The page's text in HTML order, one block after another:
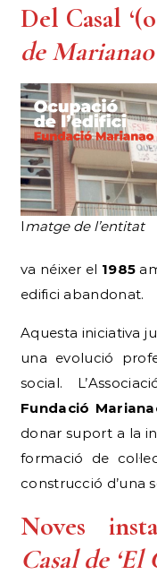
Del Casal
de Marianao
Imatge de l’entitat
va néixer el 1985
edifici abandonat.
Aquesta iniciativa
una evolució
social.
Fundació
donar suport a la
formació de
construcció d’una
Noves
Casal de